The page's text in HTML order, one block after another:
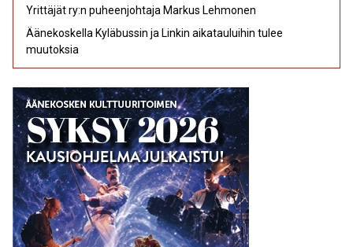
Yrittäjät ry:n puheenjohtaja Markus Lehmonen
Äänekoskella Kyläbussin ja Linkin aikatauluihin tulee
muutoksia